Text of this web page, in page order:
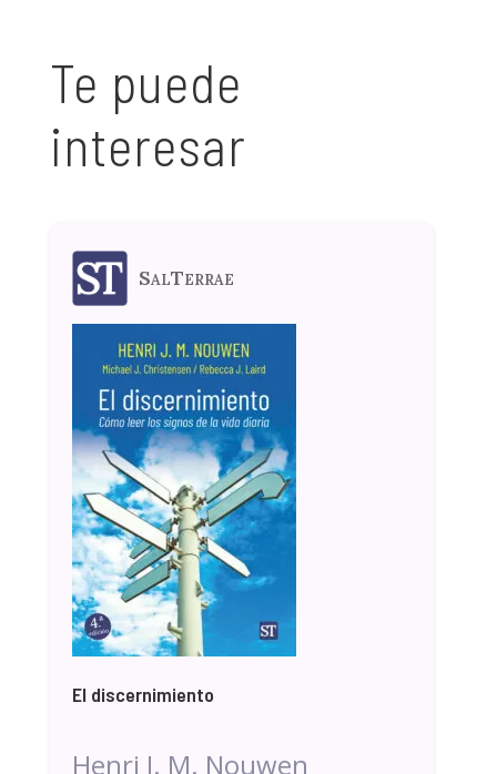
Te puede
interesar
SalTerrae
El discernimiento
Henri J. M. Nouwen